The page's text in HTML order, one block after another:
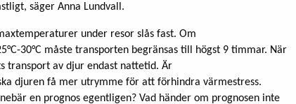
säger Anna Lundvall.
under resor slås fast. Om
30°C måste transporten begränsas till högst 9 timmar. När
transport av djur endast nattetid. Är
djuren få mer utrymme för att förhindra värmestress.
en prognos egentligen? Vad händer om prognosen inte